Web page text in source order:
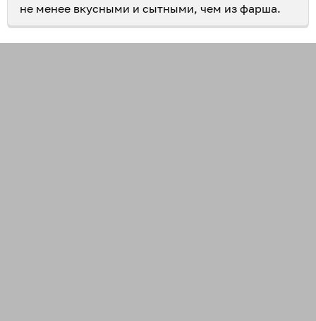
не менее вкусными и сытными, чем из фарша.